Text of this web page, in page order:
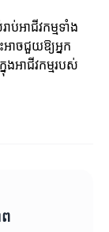
ប់អាជីវកម្មទាំង
អាចជួយឱ្យអ្នក
ងអាជីវកម្មរបស់